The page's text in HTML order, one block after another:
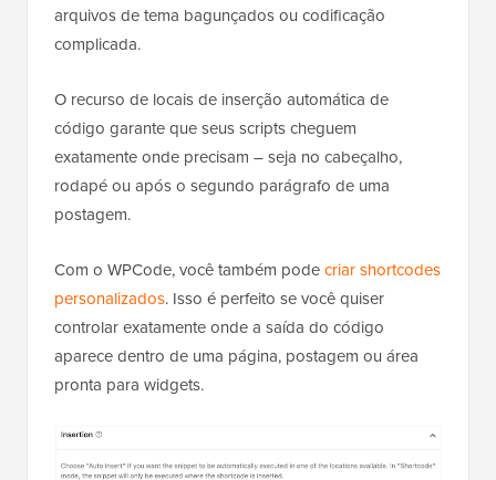
arquivos de tema bagunçados ou codificação
complicada.
O recurso de locais de inserção automática de
código garante que seus scripts cheguem
exatamente onde precisam – seja no cabeçalho,
rodapé ou após o segundo parágrafo de uma
postagem.
Com o WPCode, você também podecriar shortcodes
personalizados. Isso é perfeito se você quiser
controlar exatamente onde a saída do código
aparece dentro de uma página, postagem ou área
pronta para widgets.